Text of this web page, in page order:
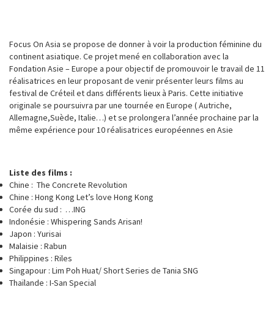
Focus On Asia se propose de donner à voir la production féminine du
continent asiatique. Ce projet mené en collaboration avec la
Fondation Asie – Europe a pour objectif de promouvoir le travail de 11
réalisatrices en leur proposant de venir présenter leurs films au
festival de Créteil et dans différents lieux à Paris. Cette initiative
originale se poursuivra par une tournée en Europe ( Autriche,
Allemagne,Suède, Italie…) et se prolongera l’année prochaine par la
même expérience pour 10 réalisatrices européennes en Asie
Liste des films :
Chine : The Concrete Revolution
Chine : Hong Kong Let’s love Hong Kong
Corée du sud : …ING
Indonésie : Whispering Sands Arisan!
Japon : Yurisai
Malaisie : Rabun
Philippines : Riles
Singapour : Lim Poh Huat/ Short Series de Tania SNG
Thaïlande : I-San Special